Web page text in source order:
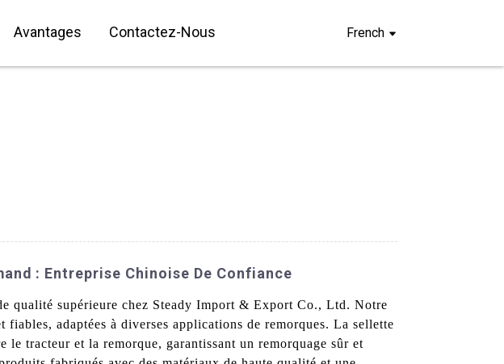
Avantages Contactez-Nous French
: Entreprise Chinoise De Confiance
qualité supérieure chez Steady Import & Export Co., Ltd. Notre
adaptées à diverses applications de remorques. La sellette
le tracteur et la remorque, garantissant un remorquage sûr et